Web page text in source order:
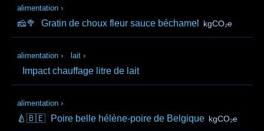
alimentation ›
🧀🥦 Gratin de choux fleur sauce béchamel kgCO₂e
alimentation › lait ›
Impact chauffage litre de lait
alimentation ›
🍐🇧🇪 Poire belle hélène-poire de Belgique kgCO₂e